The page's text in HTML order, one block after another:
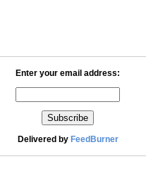
Enter your email address:
Delivered by FeedBurner